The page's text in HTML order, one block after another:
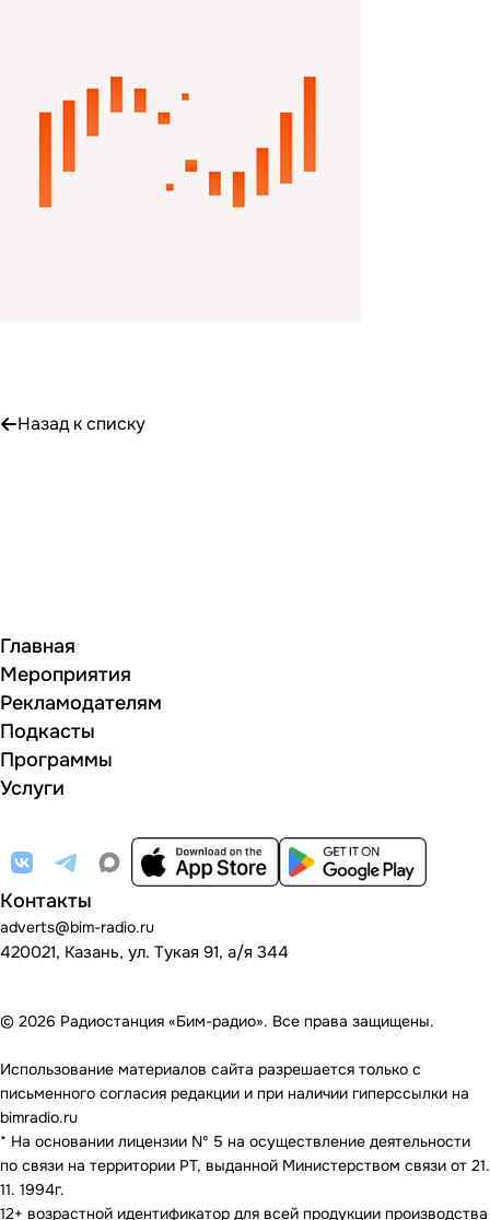
Назад к списку
Главная
Мероприятия
Рекламодателям
Подкасты
Программы
Услуги
Контакты
adverts@bim-radio.ru
420021, Казань, ул. Тукая 91, а/я 344
© 2026 Радиостанция «Бим-радио». Все права защищены.
Использование материалов сайта разрешается только с
письменного согласия редакции и при наличии гиперссылки на
bimradio.ru
* На основании лицензии Nº 5 на осуществление деятельности
по связи на территории РТ, выданной Министерством связи от 21.
11. 1994г.
12+ возрастной идентификатор для всей продукции производства